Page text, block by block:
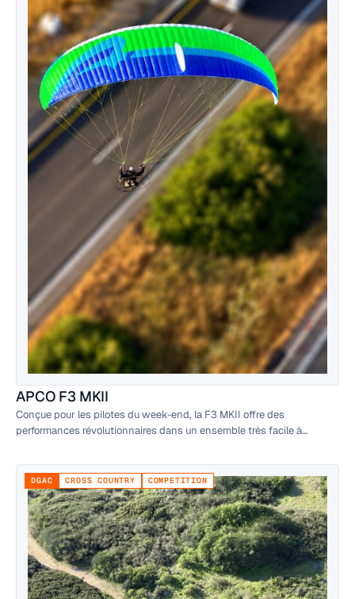
APCO F3 MKII
Conçue pour les pilotes du week-end, la F3 MKII offre des
performances révolutionnaires dans un ensemble très facile à
DGAC CROSS COUNTRY COMPETITION